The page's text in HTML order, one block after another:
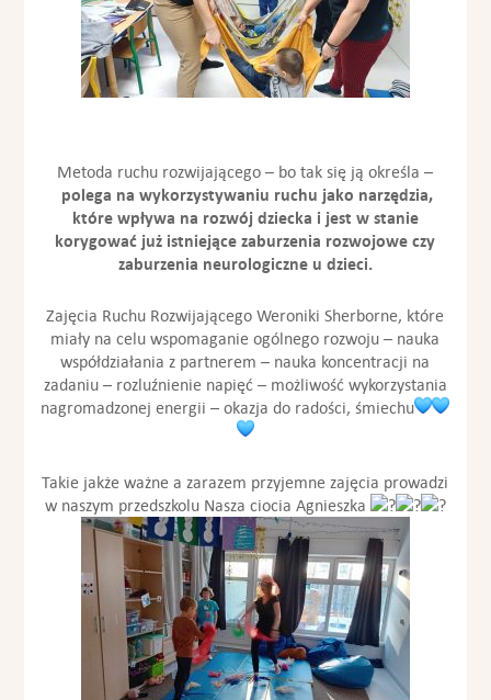
Metoda ruchu rozwijającego – bo tak się ją określa –
polega na wykorzystywaniu ruchu jako narzędzia,
które wpływa na rozwój dziecka i jest w stanie
korygować już istniejące zaburzenia rozwojowe czy
zaburzenia neurologiczne u dzieci.
Zajęcia Ruchu Rozwijającego Weroniki Sherborne, które
miały na celu wspomaganie ogólnego rozwoju – nauka
współdziałania z partnerem – nauka koncentracji na
zadaniu – rozluźnienie napięć – możliwość wykorzystania
nagromadzonej energii – okazja do radości, śmiechu
Takie jakże ważne a zarazem przyjemne zajęcia prowadzi
w naszym przedszkolu Nasza ciocia Agnieszka